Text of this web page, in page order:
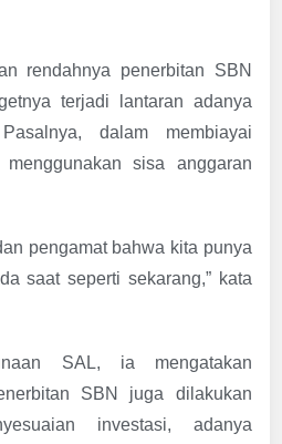
rendahnya penerbitan SBN
terjadi lantaran adanya
dalam membiayai
sisa anggaran
pengamat bahwa kita punya
saat seperti sekarang,” kata
SAL, ia mengatakan
SBN juga dilakukan
investasi, adanya